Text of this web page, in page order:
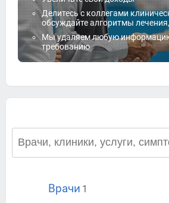
Делитесь с коллегами
обсуждайте алгоритмы
Мы удаляем любую
требованию
Врачи 1